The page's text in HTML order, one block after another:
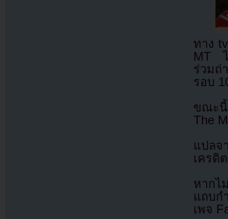
ทาง
MT ไ
ร่วมถ่
รอบ
ขณะนี้
The
แปล
เครดิ
หากไ
แถบก
เพจ